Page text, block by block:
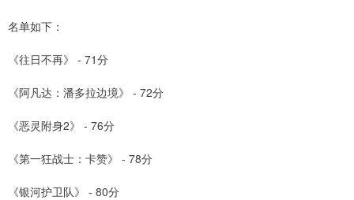
名单如下：
《往日不再》 - 71分
《阿凡达：潘多拉边境》 - 72分
《恶灵附身2》 - 76分
《第一狂战士：卡赞》 - 78分
《银河护卫队》 - 80分